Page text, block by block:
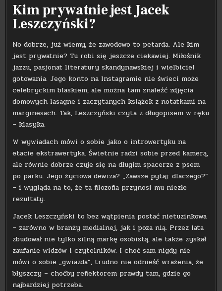
Kim prywatnie jest Jacek
Leszczyński?
No dobrze, już wiemy, że zawodowo to petarda. Ale kim
jest prywatnie? Tu robi się jeszcze ciekawiej. Miłośnik
jazzu, pasjonat literatury skandynawskiej i wielbiciel
gotowania. Jego konto na Instagramie nie świeci może
celebryckim blaskiem, ale można tam znaleźć zdjęcia
domowych lasagne i zaczytanych książek z notatkami na
marginesach. Tak, Leszczyński czyta z długopisem w ręku
– klasyka.
W wywiadach mówi o sobie jako o introwertyku na
etacie ekstrawertyka. Świetnie radzi sobie przed kamerą,
ale równie dobrze czuje się na długim spacerze z psem
po parku. Jego życiowa dewiza? „Zawsze pytaj: dlaczego?”
– i wygląda na to, że ta filozofia przynosi mu niezłe
rezultaty.
Jacek Leszczyński to bez wątpienia postać nietuzinkowa
– zarówno w branży medialnej, jak i poza nią. Przez lata
zbudował nie tylko silną markę osobistą, ale także zyskał
zaufanie widzów i czytelników. I choć sam nigdy nie
mówi o sobie „gwiazda”, trudno nie odnieść wrażenia, że
błyszczy – choćby reflektorem prawdy tam, gdzie go
najbardziej potrzeba.